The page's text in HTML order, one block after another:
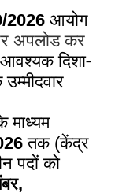
2026 आयोग
अपलोड कर
आवश्यक दिशा-
माध्यम
तक(केंद्र
पदों को
,